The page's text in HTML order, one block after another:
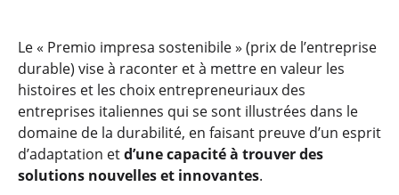
Le « Premio impresa sostenibile » (prix de l’entreprise
durable) vise à raconter et à mettre en valeur les
histoires et les choix entrepreneuriaux des
entreprises italiennes qui se sont illustrées dans le
domaine de la durabilité, en faisant preuve d’un esprit
d’adaptation etd’une capacité à trouver des
solutions nouvelles et innovantes.